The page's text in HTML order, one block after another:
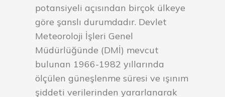
potansiyeli açısından birçok ülkeye
göre şanslı durumdadır. Devlet
Meteoroloji İşleri Genel
Müdürlüğünde (DMİ) mevcut
bulunan 1966-1982 yıllarında
ölçülen güneşlenme süresi ve ışınım
şiddeti verilerinden yararlanarak